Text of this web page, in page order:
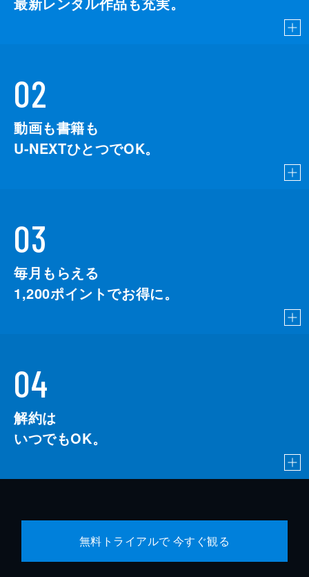
02
動画も書籍も
U-NEXTひとつでOK。
03
毎月もらえる
1,200ポイントでお得に。
04
解約は
いつでもOK。
無料トライアルで 今すぐ観る